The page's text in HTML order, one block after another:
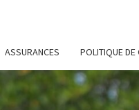
ASSURANCES POLITIQUE DE